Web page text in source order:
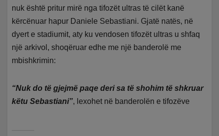
nuk është pritur mirë nga tifozët ultras të cilët kanë
kërcënuar hapur Daniele Sebastiani. Gjatë natës, në
dyert e stadiumit, aty ku vendosen tifozët ultras u shfaq
një arkivol, shoqëruar edhe me një banderolë me
mbishkrimin:
“Nuk do të gjejmë paqe deri sa të shohim të shkruar
këtu Sebastiani”, lexohet në banderolën e tifozëve